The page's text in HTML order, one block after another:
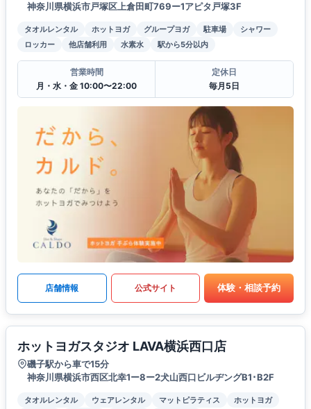
神奈川県横浜市戸塚区上倉田町769ー1アピタ戸塚3F
タオルレンタル ホットヨガ グループヨガ 駐車場
シャワー
ロッカー
他店舗利用 水素水 駅から5分以内
営業時間
月・水・金 10:00〜22:00
定休日
毎月5日
店舗情報 公式サイト 体験・相談予約
ホットヨガスタジオ LAVA横浜西口店
磯子駅から車で15分
神奈川県横浜市西区北幸1ー8ー2犬山西口ビルヂングB1･B2F
タオルレンタル ウェアレンタル マットピラティス
ホットヨガ